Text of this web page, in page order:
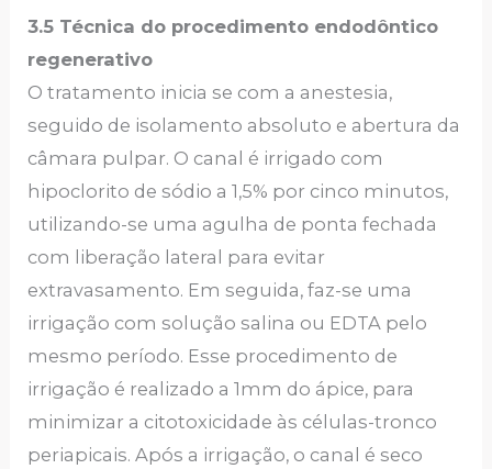
3.5 Técnica do procedimento endodôntico
regenerativo
O tratamento inicia se com a anestesia,
seguido de isolamento absoluto e abertura da
câmara pulpar. O canal é irrigado com
hipoclorito de sódio a 1,5% por cinco minutos,
utilizando-se uma agulha de ponta fechada
com liberação lateral para evitar
extravasamento. Em seguida, faz-se uma
irrigação com solução salina ou EDTA pelo
mesmo período. Esse procedimento de
irrigação é realizado a 1mm do ápice, para
minimizar a citotoxicidade às células-tronco
periapicais. Após a irrigação, o canal é seco